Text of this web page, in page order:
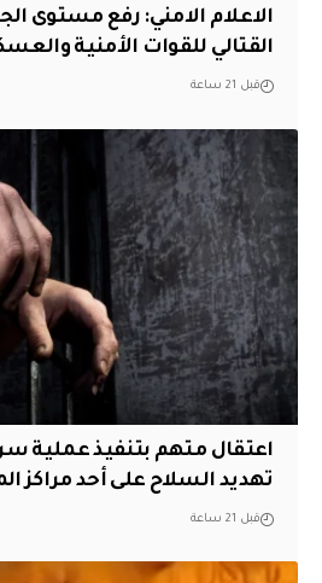
الاعلام الامني: رفع مستوى
القتالي للقوات الأمنية
قبل 21 ساعة
اعتقال متهم بتنفيذ عملية
تهديد السلاح على أحد مراكز
قبل 21 ساعة